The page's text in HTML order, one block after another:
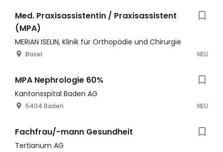
Med. Praxisassistentin / Praxisassistent
(MPA)
MERIAN ISELIN, Klinik für Orthopädie und Chirurgie
Basel NEU
MPA Nephrologie 60%
Kantonsspital Baden AG
5404 Baden NEU
Fachfrau/-mann Gesundheit
Tertianum AG